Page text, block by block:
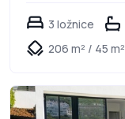
3 ložnice
206 m² / 45